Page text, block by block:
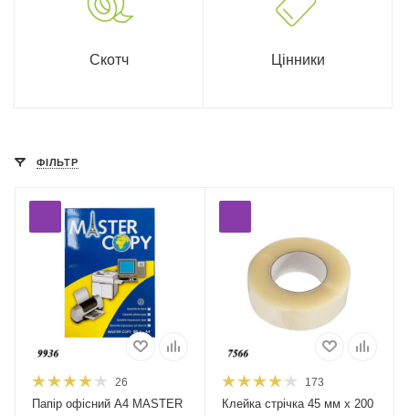
Скотч Цінники
ФІЛЬТР
26
Папір офісний А4 MASTER
173
Клейка стрічка 45 мм х 200